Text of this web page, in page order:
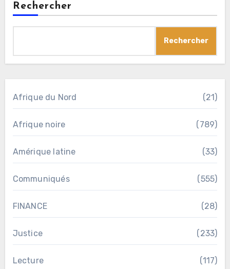
Rechercher
Rechercher
Afrique du Nord (21)
Afrique noire (789)
Amérique latine (33)
Communiqués (555)
FINANCE (28)
Justice (233)
Lecture (117)